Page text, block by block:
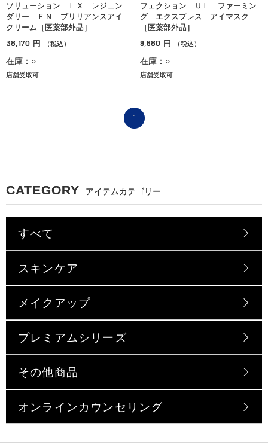
ソリューション ＬＸ レジェン
ダリー ＥＮ ブリリアンスアイ
クリーム［医薬部外品］
38,170 円 （税込）
在庫：○
店舗受取可
フェクション ＵＬ ファーミン
グ エクスプレス アイマスク
［医薬部外品］
9,680 円 （税込）
在庫：○
店舗受取可
1
CATEGORY アイテムカテゴリー
すべて
スキンケア
メイクアップ
プレミアムシリーズ
その他商品
オンラインカウンセリング